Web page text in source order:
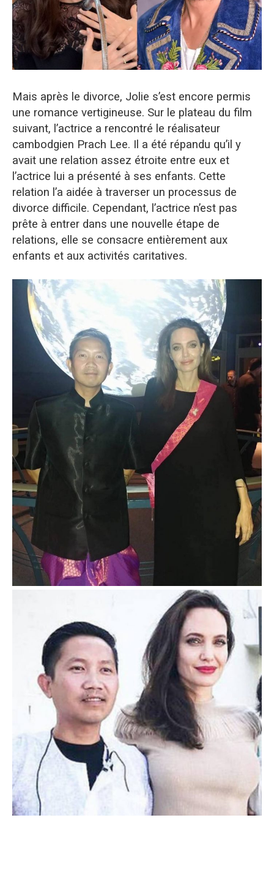
Mais après le divorce, Jolie s’est encore permis
une romance vertigineuse. Sur le plateau du film
suivant, l’actrice a rencontré le réalisateur
cambodgien Prach Lee. Il a été répandu qu’il y
avait une relation assez étroite entre eux et
l’actrice lui a présenté à ses enfants. Cette
relation l’a aidée à traverser un processus de
divorce difficile. Cependant, l’actrice n’est pas
prête à entrer dans une nouvelle étape de
relations, elle se consacre entièrement aux
enfants et aux activités caritatives.